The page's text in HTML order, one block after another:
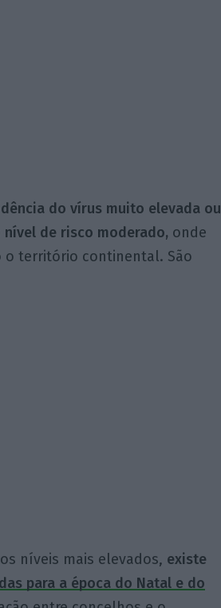
do vírus muito elevada ou
de risco moderado, onde
o território continental. São
níveis mais elevados, existe
para a época do Natal e do